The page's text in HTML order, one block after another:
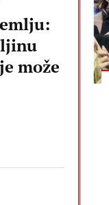
može